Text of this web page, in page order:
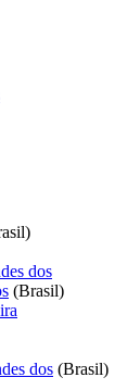
dos
(Brasil)
dos (Brasil)